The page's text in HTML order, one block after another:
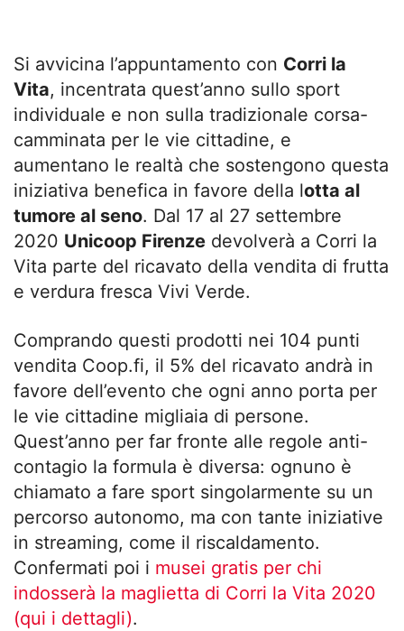
Si avvicina l’appuntamento con Corri la
Vita, incentrata quest’anno sullo sport
individuale e non sulla tradizionale corsa-
camminata per le vie cittadine, e
aumentano le realtà che sostengono questa
iniziativa benefica in favore della lotta al
tumore al seno. Dal 17 al 27 settembre
2020 Unicoop Firenze devolverà a Corri la
Vita parte del ricavato della vendita di frutta
e verdura fresca Vivi Verde.
Comprando questi prodotti nei 104 punti
vendita Coop.fi, il 5% del ricavato andrà in
favore dell’evento che ogni anno porta per
le vie cittadine migliaia di persone.
Quest’anno per far fronte alle regole anti-
contagio la formula è diversa: ognuno è
chiamato a fare sport singolarmente su un
percorso autonomo, ma con tante iniziative
in streaming, come il riscaldamento.
Confermati poi i musei gratis per chi
indosserà la maglietta di Corri la Vita 2020
(qui i dettagli).